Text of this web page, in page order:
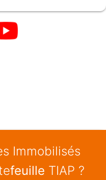
Immobilisés
feuille TIAP ?